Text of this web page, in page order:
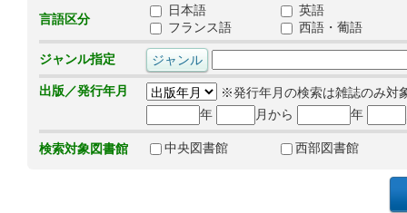
言語区分
日本語
英語
フランス語
西語・葡語
ジャンル指定
出版／発行年月
※発行年月の検索は雑誌のみ対
年
月から 年
検索対象図書館 中央図書館 西部図書館